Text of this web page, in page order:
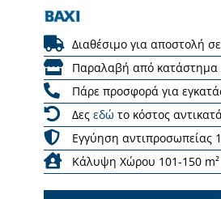
Διαθέσιμο για αποστολή
Παραλαβή από κατάστημα
Πάρε προσφορά για
Δες εδώ το κόστος
Εγγύηση αντιπροσωπείας
Κάλυψη Χώρου 101-150 m²